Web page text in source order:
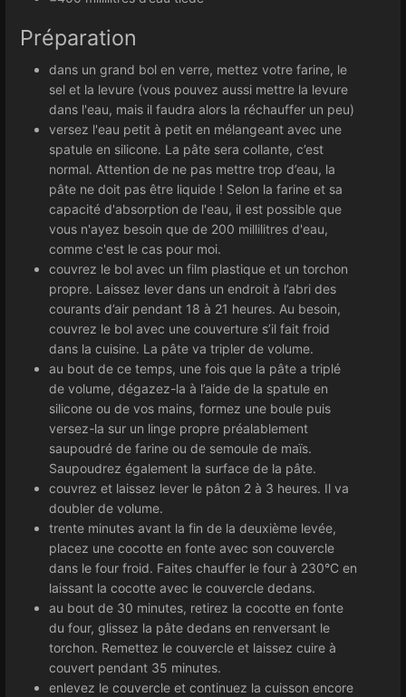
Préparation
dans un grand bol en verre, mettez votre farine, le
sel et la levure (vous pouvez aussi mettre la levure
dans l'eau, mais il faudra alors la réchauffer un peu)
versez l'eau petit à petit en mélangeant avec une
spatule en silicone. La pâte sera collante, c’est
normal. Attention de ne pas mettre trop d’eau, la
pâte ne doit pas être liquide ! Selon la farine et sa
capacité d'absorption de l'eau, il est possible que
vous n'ayez besoin que de 200 millilitres d'eau,
comme c'est le cas pour moi.
couvrez le bol avec un film plastique et un torchon
propre. Laissez lever dans un endroit à l’abri des
courants d’air pendant 18 à 21 heures. Au besoin,
couvrez le bol avec une couverture s’il fait froid
dans la cuisine. La pâte va tripler de volume.
au bout de ce temps, une fois que la pâte a triplé
de volume, dégazez-la à l’aide de la spatule en
silicone ou de vos mains, formez une boule puis
versez-la sur un linge propre préalablement
saupoudré de farine ou de semoule de maïs.
Saupoudrez également la surface de la pâte.
couvrez et laissez lever le pâton 2 à 3 heures. Il va
doubler de volume.
trente minutes avant la fin de la deuxième levée,
placez une cocotte en fonte avec son couvercle
dans le four froid. Faites chauffer le four à 230°C en
laissant la cocotte avec le couvercle dedans.
au bout de 30 minutes, retirez la cocotte en fonte
du four, glissez la pâte dedans en renversant le
torchon. Remettez le couvercle et laissez cuire à
couvert pendant 35 minutes.
enlevez le couvercle et continuez la cuisson encore